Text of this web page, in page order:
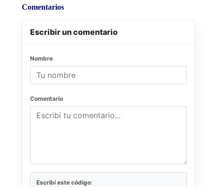
Comentarios
Escribir un comentario
Nombre
Comentario
Escribí este código: